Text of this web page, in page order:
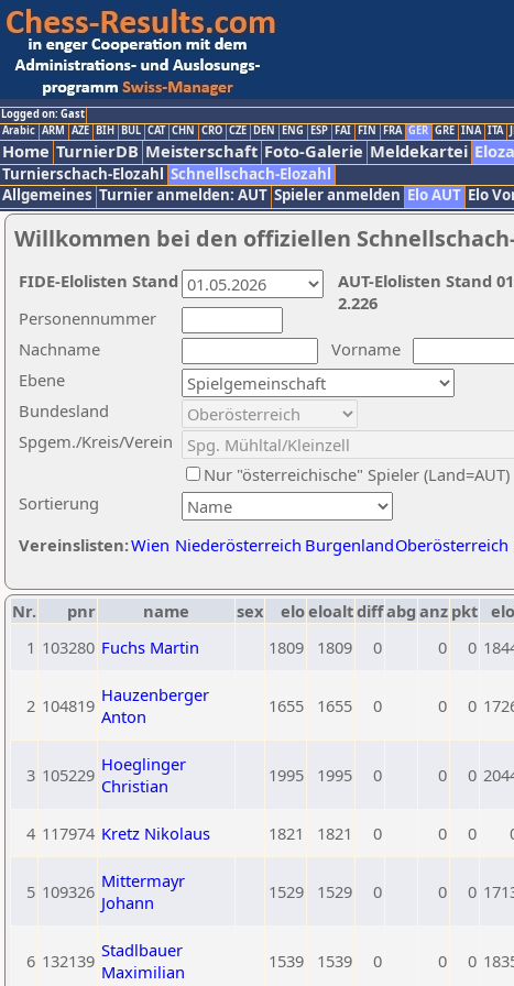
Logged on: Gast
Arabic ARM AZE BIH BUL CAT CHN CRO CZE DEN ENG ESP FAI FIN FRA GER GRE INA ITA
Home TurnierDB Meisterschaft Foto-Galerie Meldekartei
Turnierschach-Elozahl Schnellschach-Elozahl
Allgemeines Turnier anmelden: AUT Spieler anmelden Elo AUT Elo
Willkommen bei den offiziellen
Nachname
Vorname
Ebene
Sortierung
Personennummer
Bundesland
Spgem./Kreis/Verein
Nur "österreichische" Spieler (Land=AUT)
Vereinslisten:Wien Niederösterreich BurgenlandOberösterreich
AUT-Elolisten Stand
2.226
FIDE-Elolisten Stand
Nr. pnr name sex eloeloaltdiffabg anz pkt
1 103280 Fuchs Martin 1809 1809 0 0 0
2 104819 Hauzenberger
Anton
1655 1655 0 0 0
3 105229 Hoeglinger
Christian
1995 1995 0 0 0
4 117974 Kretz Nikolaus 1821 1821 0 0 0
5 109326 Mittermayr
Johann
1529 1529 0 0 0
6 132139 Stadlbauer
Maximilian
1539 1539 0 0 0